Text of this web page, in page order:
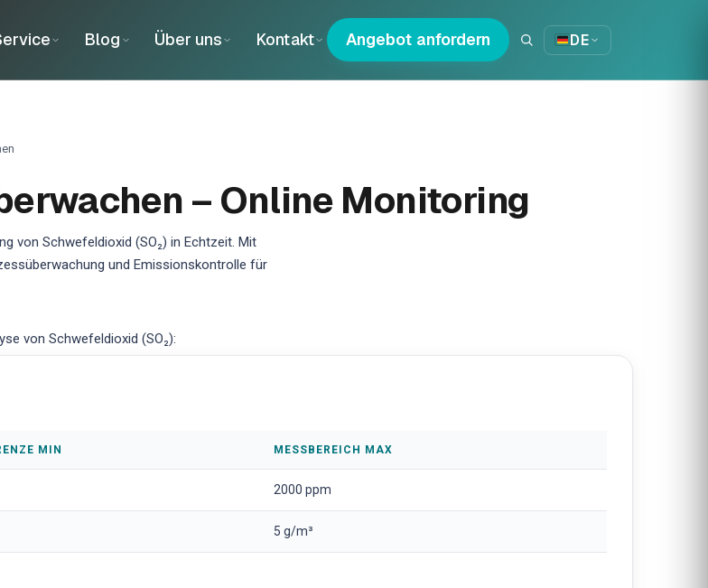
Blog Über uns Kontakt Angebot anfordern DE
– Online Monitoring
von Schwefeldioxid (SO₂) in Echtzeit. Mit
und Emissionskontrolle für
von Schwefeldioxid (SO₂):
MIN MESSBEREICH MAX
2000 ppm
5 g/m³